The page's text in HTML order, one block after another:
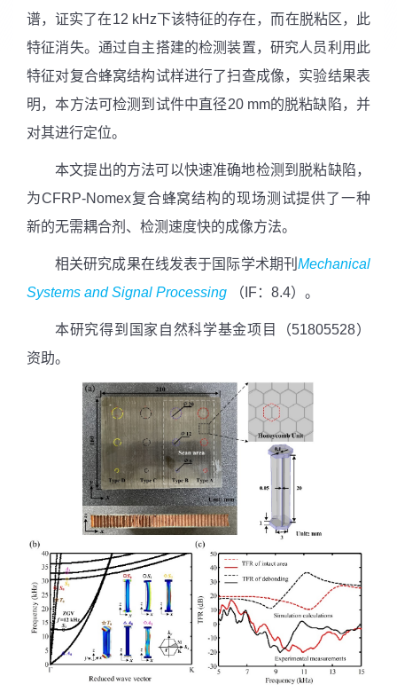
谱，证实了在12 kHz下该特征的存在，而在脱粘区，此
特征消失。通过自主搭建的检测装置，研究人员利用此
特征对复合蜂窝结构试样进行了扫查成像，实验结果表
明，本方法可检测到试件中直径20 mm的脱粘缺陷，并
对其进行定位。
本文提出的方法可以快速准确地检测到脱粘缺陷，
为CFRP-Nomex复合蜂窝结构的现场测试提供了一种
新的无需耦合剂、检测速度快的成像方法。
相关研究成果在线发表于国际学术期刊 Mechanical
Systems and Signal Processing （ IF： 8.4）。
本研究得到国家自然科学基金项目（51805528）
资助。